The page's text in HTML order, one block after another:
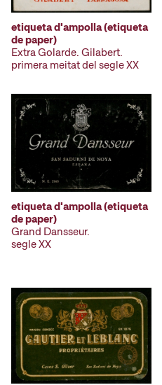
etiqueta d'ampolla (etiqueta
de paper)
Extra Golarde. Gilabert.
primera meitat del segle XX
etiqueta d'ampolla (etiqueta
de paper)
Grand Dansseur.
segle XX